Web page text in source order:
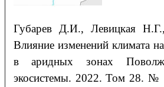
Губарев Д.И., ЛевицкаяН.Г.
Влияние изменений климата
в аридных зонах
экосистемы. 2022. Том 28.